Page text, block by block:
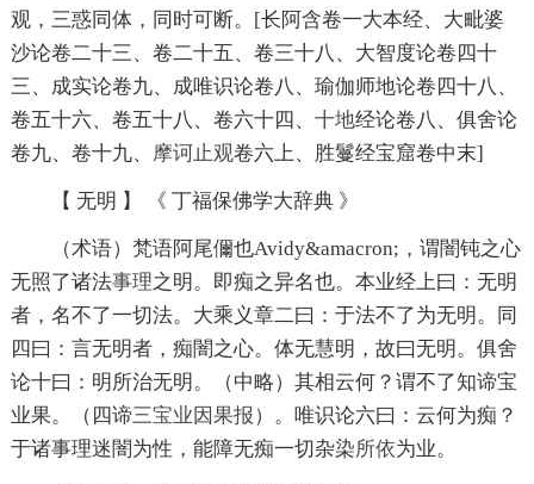
观，三惑同体，同时可断。[长阿含卷一大本经、大毗婆
沙论卷二十三、卷二十五、卷三十八、大智度论卷四十
三、成实论卷九、成唯识论卷八、瑜伽师地论卷四十八、
卷五十六、卷五十八、卷六十四、 十地经论卷八、俱舍论
卷九、卷十九、 摩诃止观卷六上、胜鬘经宝窟卷中末]
【 无明 】 《 丁福保佛学大辞典 》
（术语）梵语阿尾儞也Avidy&amacron;，谓闇钝之心
无照了诸法事理之明。即痴之异名也。本业经上曰：无明
者，名不了一切法。大乘义章二曰：于法不了为无明。同
四曰：言无明者，痴闇之心。体无慧明，故曰无明。俱舍
论十曰：明所治无明。（中略）其相云何？谓不了知谛宝
业果。（四谛三宝业因果报）。唯识论六曰：云何为痴？
于诸事理迷闇为性，能障无痴一切杂染所依为业。